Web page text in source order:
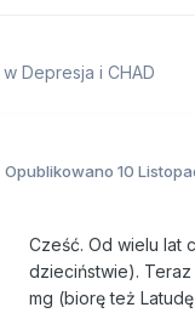
w Depresja i CHAD
Opublikowano 10
Cześć. Od wielu lat
dzieciństwie). Teraz
mg (biorę też